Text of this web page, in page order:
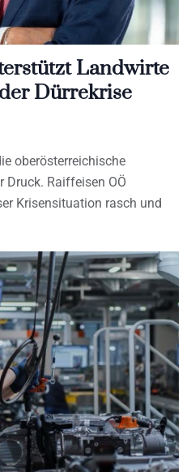
Landwirte
Dürrekrise
oberösterreichische
Raiffeisen OÖ
Krisensituation rasch und